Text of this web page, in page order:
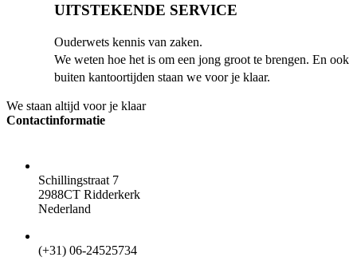
UITSTEKENDE SERVICE
Ouderwets kennis van zaken.
We weten hoe het is om een jong groot te brengen. En ook
buiten kantoortijden staan we voor je klaar.
We staan altijd voor je klaar
Contactinformatie
Schillingstraat 7
2988CT Ridderkerk
Nederland
(+31) 06-24525734